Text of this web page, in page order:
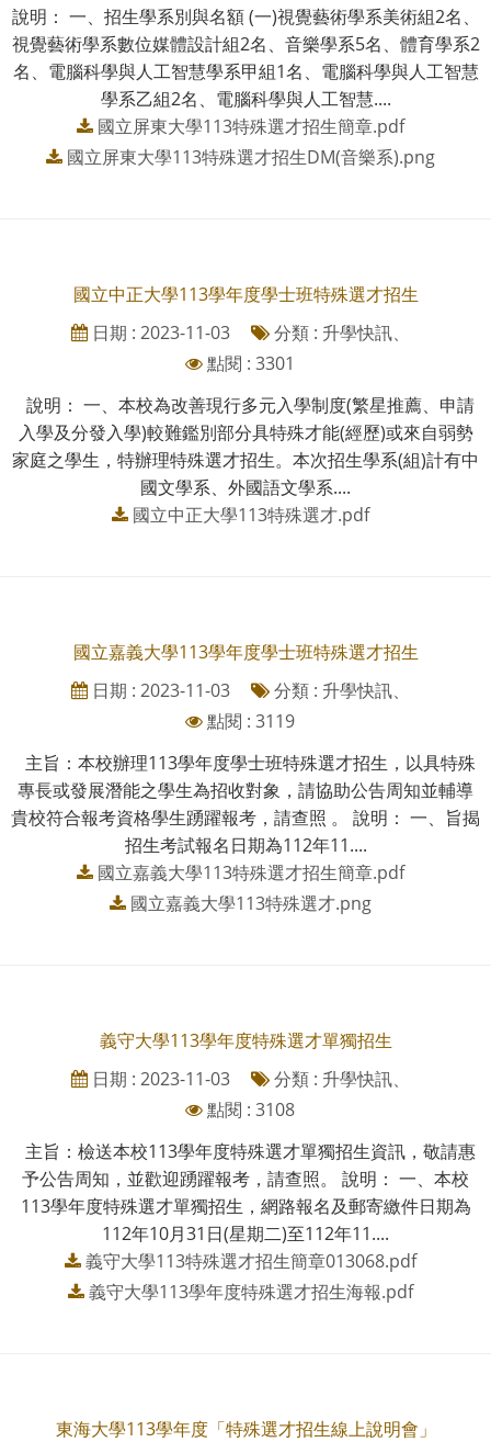
說明： 一、招生學系別與名額 (一)視覺藝術學系美術組2名、
視覺藝術學系數位媒體設計組2名、音樂學系5名、體育學系2
名、電腦科學與人工智慧學系甲組1名、電腦科學與人工智慧
學系乙組2名、電腦科學與人工智慧....
國立屏東大學113特殊選才招生簡章.pdf
國立屏東大學113特殊選才招生DM(音樂系).png
國立中正大學113學年度學士班特殊選才招生
日期 : 2023-11-03
分類 : 升學快訊、
點閱 : 3301
說明： 一、本校為改善現行多元入學制度(繁星推薦、申請
入學及分發入學)較難鑑別部分具特殊才能(經歷)或來自弱勢
家庭之學生，特辦理特殊選才招生。本次招生學系(組)計有中
國文學系、外國語文學系....
國立中正大學113特殊選才.pdf
國立嘉義大學113學年度學士班特殊選才招生
日期 : 2023-11-03
分類 : 升學快訊、
點閱 : 3119
主旨：本校辦理113學年度學士班特殊選才招生，以具特殊
專長或發展潛能之學生為招收對象，請協助公告周知並輔導
貴校符合報考資格學生踴躍報考，請查照 。 說明： 一、旨揭
招生考試報名日期為112年11....
國立嘉義大學113特殊選才招生簡章.pdf
國立嘉義大學113特殊選才.png
義守大學113學年度特殊選才單獨招生
日期 : 2023-11-03
分類 : 升學快訊、
點閱 : 3108
主旨：檢送本校113學年度特殊選才單獨招生資訊，敬請惠
予公告周知，並歡迎踴躍報考，請查照。 說明： 一、本校
113學年度特殊選才單獨招生，網路報名及郵寄繳件日期為
112年10月31日(星期二)至112年11....
義守大學113特殊選才招生簡章013068.pdf
義守大學113學年度特殊選才招生海報.pdf
東海大學113學年度「特殊選才招生線上說明會」